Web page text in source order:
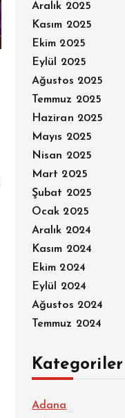
Aralık 2025
Kasım 2025
Ekim 2025
Eylül 2025
Ağustos 2025
Temmuz 2025
Haziran 2025
Mayıs 2025
Nisan 2025
Mart 2025
Şubat 2025
Ocak 2025
Aralık 2024
Kasım 2024
Ekim 2024
Eylül 2024
Ağustos 2024
Temmuz 2024
Kategoriler
Adana